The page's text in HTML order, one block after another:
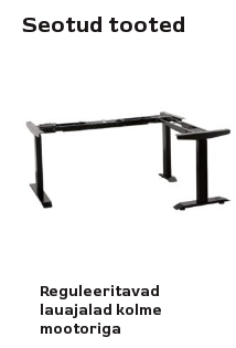
Seotud tooted
Reguleeritavad
lauajalad kolme
mootoriga